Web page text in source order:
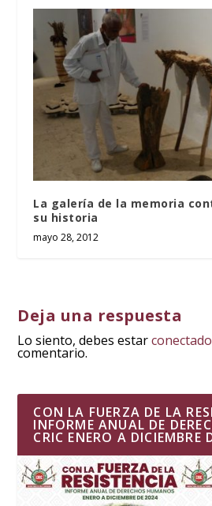
La galería de la memoria
su historia
mayo 28, 2012
Deja una respuesta
Lo siento, debes estarconectado
comentario.
CON LA FUERZA DE LA
INFORME ANUAL DE
CRIC ENERO A DICIEMBRE